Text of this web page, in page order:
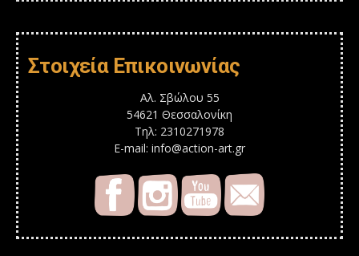
Στοιχεία Επικοινωνίας
Αλ. Σβώλου 55
54621 Θεσσαλονίκη
Τηλ: 2310271978
E-mail: info@action-art.gr